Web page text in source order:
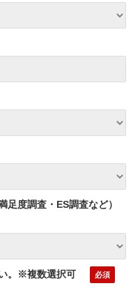
足度調査・ES調査など）
。※複数選択可